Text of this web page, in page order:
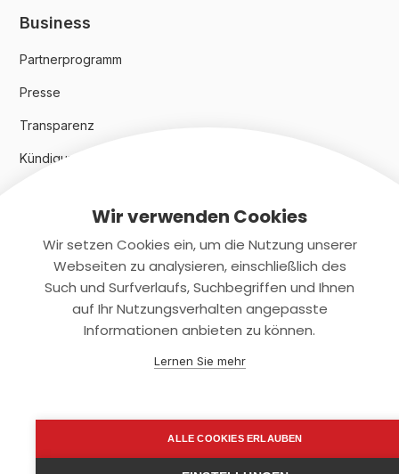
Business
Partnerprogramm
Presse
Transparenz
Kündigungsindex 2024
Rechtliches
Datenschutz
Wir verwenden Cookies
Wir setzen Cookies ein, um die Nutzung unserer
Webseiten zu analysieren, einschließlich des
Such und Surfverlaufs, Suchbegriffen und Ihnen
auf Ihr Nutzungsverhalten angepasste
Informationen anbieten zu können.
Lernen Sie mehr
ALLE COOKIES ERLAUBEN